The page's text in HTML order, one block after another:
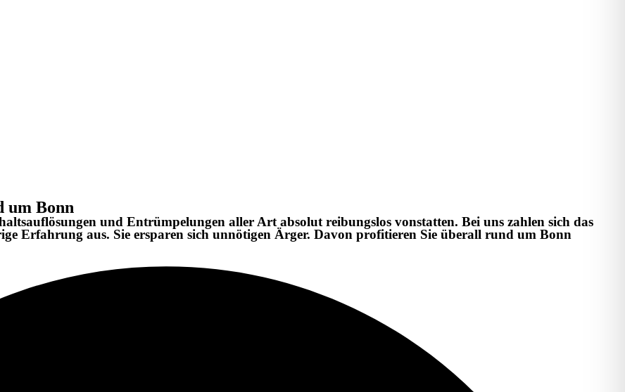
um Bonn
und Entrümpelungen aller Art absolut reibungslos vonstatten. Bei uns zahlen sich das
Erfahrung aus. Sie ersparen sich unnötigen Ärger. Davon profitieren Sie überall rund um Bonn